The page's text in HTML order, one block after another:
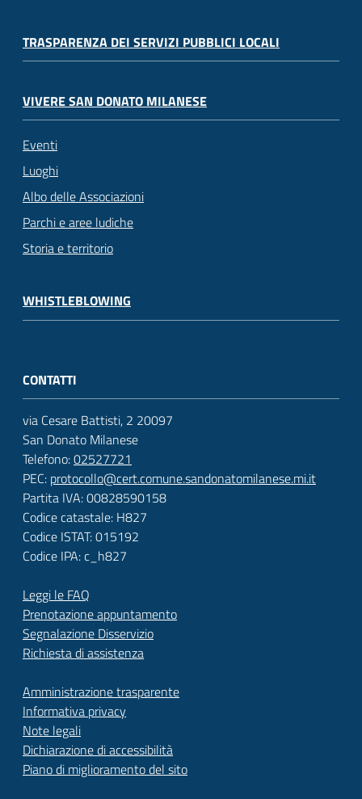
TRASPARENZA DEI SERVIZI PUBBLICI LOCALI
VIVERE SAN DONATO MILANESE
Eventi
Luoghi
Albo delle Associazioni
Parchi e aree ludiche
Storia e territorio
WHISTLEBLOWING
CONTATTI
via Cesare Battisti, 2 20097
San Donato Milanese
Telefono:02527721
PEC: protocollo@cert.comune.sandonatomilanese.mi.it
Partita IVA: 00828590158
Codice catastale: H827
Codice ISTAT: 015192
Codice IPA: c_h827
Leggi le FAQ
Prenotazione appuntamento
Segnalazione Disservizio
Richiesta di assistenza
Amministrazione trasparente
Informativa privacy
Note legali
Dichiarazione di accessibilità
Piano di miglioramento del sito